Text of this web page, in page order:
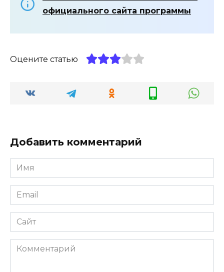
официального сайта программы
Оцените статью
Добавить комментарий
Имя
*
Email
*
Сайт
Комментарий